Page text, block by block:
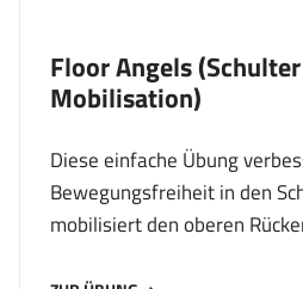
Floor Angels
Mobilisation)
Diese einfache Übung
Bewegungsfreiheit in den
mobilisiert den oberen